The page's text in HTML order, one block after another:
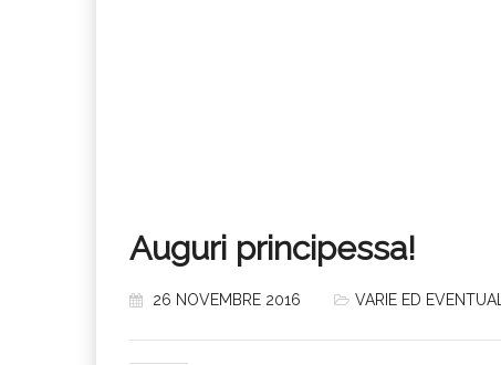
Auguri principessa!
26 NOVEMBRE 2016 VARIE ED EVENTUALI